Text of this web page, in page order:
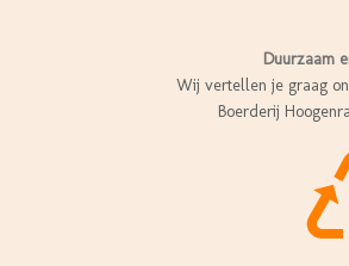
Duurzaam
Wij vertellen je graag
Boerderij